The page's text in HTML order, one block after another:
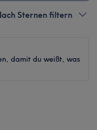
Sternen filtern
damit du weißt, was